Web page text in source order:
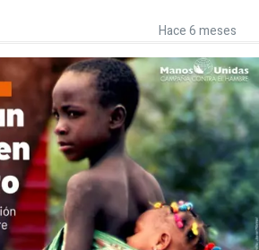
Hace 6 meses